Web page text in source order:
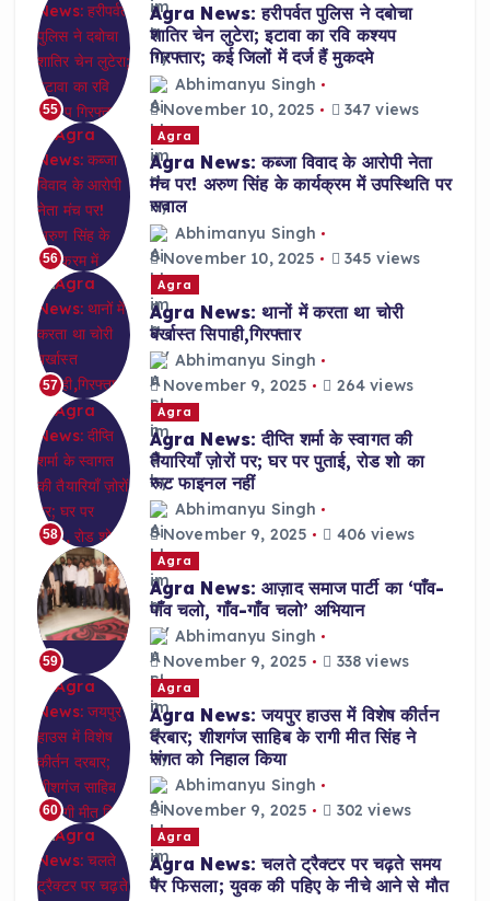
55
Agra News: हरीपर्वत पुलिस ने दबोचा
शातिर चेन लुटेरा; इटावा का रवि कश्यप
गिरफ्तार; कई जिलों में दर्ज हैं मुकदमे
Abhimanyu Singh
November 10, 2025
347 views
56
Agra
Agra News: कब्जा विवाद के आरोपी नेता
मंच पर! अरुण सिंह के कार्यक्रम में उपस्थिति पर
सवाल
Abhimanyu Singh
November 10, 2025
345 views
57
Agra
Agra News: थानों में करता था चोरी
बर्खास्त सिपाही,गिरफ्तार
Abhimanyu Singh
November 9, 2025
264 views
58
Agra
Agra News: दीप्ति शर्मा के स्वागत की
तैयारियाँ ज़ोरों पर; घर पर पुताई, रोड शो का
रूट फाइनल नहीं
Abhimanyu Singh
November 9, 2025
406 views
59
Agra
Agra News: आज़ाद समाज पार्टी का ‘पाँव-
पाँव चलो, गाँव-गाँव चलो’ अभियान
Abhimanyu Singh
November 9, 2025
338 views
60
Agra
Agra News: जयपुर हाउस में विशेष कीर्तन
दरबार; शीशगंज साहिब के रागी मीत सिंह ने
संगत को निहाल किया
Abhimanyu Singh
November 9, 2025
302 views
Agra
Agra News: चलते ट्रैक्टर पर चढ़ते समय
पैर फिसला; युवक की पहिए के नीचे आने से मौत